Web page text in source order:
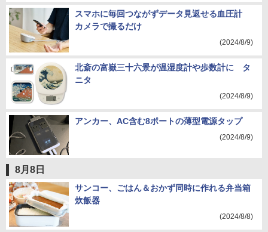
スマホに毎回つながずデータ見返せる血圧計
カメラで撮るだけ
(2024/8/9)
北斎の富嶽三十六景が温湿度計や歩数計に タ
ニタ
(2024/8/9)
アンカー、AC含む8ポートの薄型電源タップ
(2024/8/9)
8月8日
サンコー、ごはん＆おかず同時に作れる弁当箱
炊飯器
(2024/8/8)